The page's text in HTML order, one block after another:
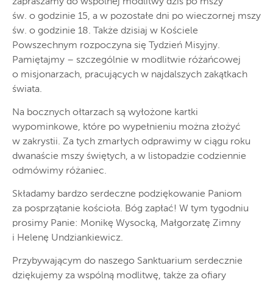
św. o godzinie 15, a w pozostałe dni po wieczornej mszy
św. o godzinie 18. Także dzisiaj w Kościele
Powszechnym rozpoczyna się Tydzień Misyjny.
Pamiętajmy – szczególnie w modlitwie różańcowej
o misjonarzach, pracujących w najdalszych zakątkach
świata.
Na bocznych ołtarzach są wyłożone kartki
wypominkowe, które po wypełnieniu można złożyć
w zakrystii. Za tych zmarłych odprawimy w ciągu roku
dwanaście mszy świętych, a w listopadzie codziennie
odmówimy różaniec.
Składamy bardzo serdeczne podziękowanie Paniom
za posprzątanie kościoła. Bóg zapłać! W tym tygodniu
prosimy Panie: Monikę Wysocką, Małgorzatę Zimny
i Helenę Undziankiewicz.
Przybywającym do naszego Sanktuarium serdecznie
dziękujemy za wspólną modlitwę, także za ofiary